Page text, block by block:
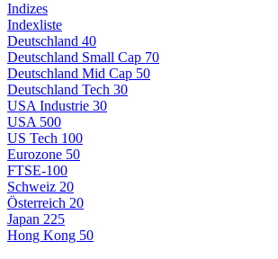
Indizes
Indexliste
Deutschland 40
Deutschland Small Cap 70
Deutschland Mid Cap 50
Deutschland Tech 30
USA Industrie 30
USA 500
US Tech 100
Eurozone 50
FTSE-100
Schweiz 20
Österreich 20
Japan 225
Hong Kong 50